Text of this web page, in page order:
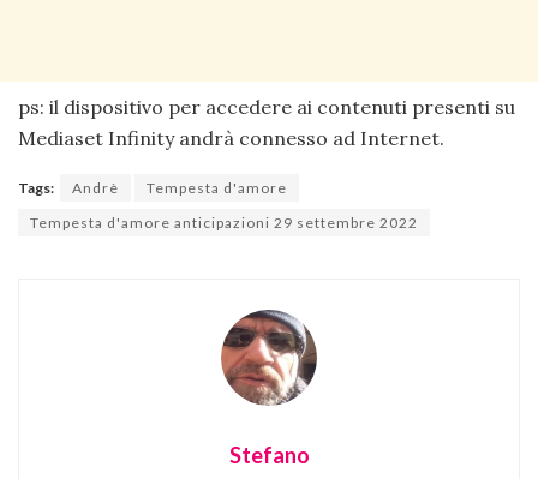
ps: il dispositivo per accedere ai contenuti presenti su
Mediaset Infinity andrà connesso ad Internet.
Tags: Andrè
Tempesta d'amore
Tempesta d'amore anticipazioni 29 settembre 2022
Stefano